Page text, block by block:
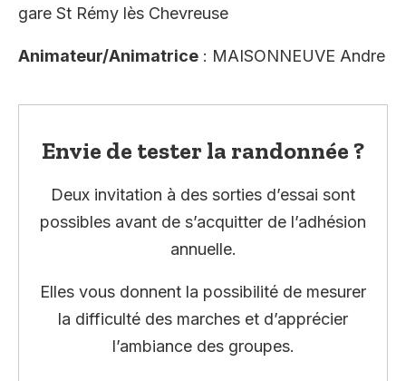
gare St Rémy lès Chevreuse
Animateur/Animatrice : MAISONNEUVE Andre
Envie de tester la randonnée ?
Deux invitation à des sorties d’essai sont
possibles avant de s’acquitter de l’adhésion
annuelle.
Elles vous donnent la possibilité de mesurer
la difficulté des marches et d’apprécier
l’ambiance des groupes.